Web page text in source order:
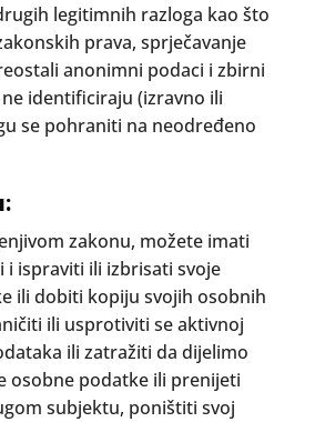
legitimnih razloga kao što
prava, sprječavanje
anonimni podaci i zbirni
identificiraju (izravno ili
se pohraniti na neodređeno
zakonu, možete imati
ispraviti ili izbrisati svoje
ili dobiti kopiju svojih osobnih
ili usprotiviti se aktivnoj
ili zatražiti da dijelimo
osobne podatke ili prenijeti
subjektu, poništiti svoj